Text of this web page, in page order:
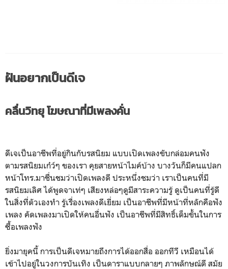
ฝันอยากเป็นดีเจ
คลื่นวิทยุ โฆษณาที่มีเพลงคั่น
ดีเจเป็นอาชีพที่อยู่กินกับรสนิยม แบบเปิดเพลงขับกล่อมคนฟัง
ตามรสนิยมเก๋ว์ๆ ของเรา คุยสายหน้าไมค์บ้าง บางวันก็มีคนแปลก
หน้าโทร.มาชื่นชมว่าเปิดเพลงดี ประหนึ่งชมว่า เราเป็นคนที่มี
รสนิยมเลิศ ได้พูดจาเท่ๆ เสียงหล่อๆดูมีสาระความรู้ ดูเป็นคนที่รู้ดี
ในสิ่งที่ตัวเองทำ รู้เรื่องเพลงดีเยี่ยม เป็นอาชีพที่มีหน้าที่หลักคือฟัง
เพลง คัดเพลงมาเปิดให้คนอื่นฟัง เป็นอาชีพที่มีสิทธิ์เต็มขั้นในการ
ซื้อเพลงฟัง
ยิ่งมายุคนี้ การเป็นดีเจหมายถึงการได้ออกสื่อ ออกทีวี เหมือนได้
เข้าไปอยู่ในวงการบันเทิง เป็นดาราแบบกลายๆ ภาพลักษณ์ดี สมัย